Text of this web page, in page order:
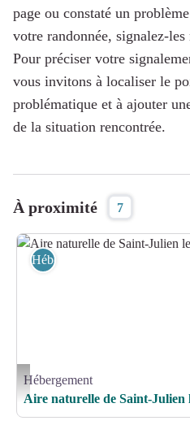
page ou constaté un
votre randonnée, signalez-
Pour préciser votre
vous invitons à localiser le
problématique et à ajouter
de la situation rencontrée.
À proximité 7
Aire naturelle de Saint-Julien le Petit - SJLP
Hébergement
Hébergement
Aire naturelle de Saint-Julien